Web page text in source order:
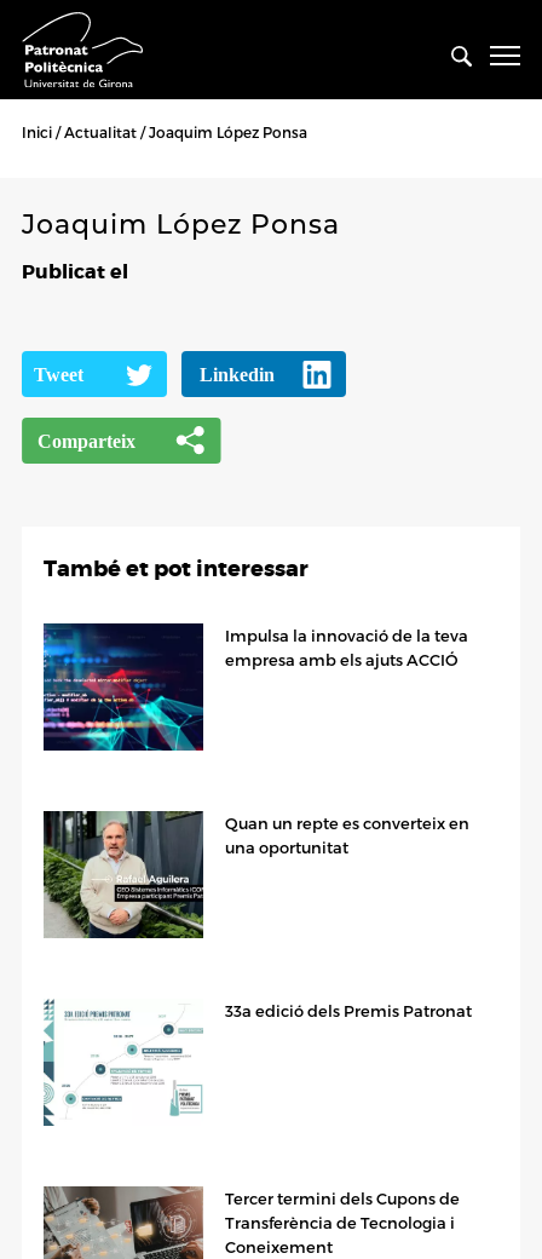
Inici Actualitat Joaquim López Ponsa
Joaquim López Ponsa
Publicat el
També et pot interessar
Impulsa la innovació de la teva
empresa amb els ajuts ACCIÓ
Quan un repte es converteix en
una oportunitat
33a edició dels Premis Patronat
Tercer termini dels Cupons de
Transferència de Tecnologia i
Coneixement